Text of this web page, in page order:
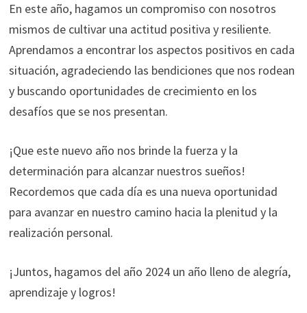
En este año, hagamos un compromiso con nosotros
mismos de cultivar una actitud positiva y resiliente.
Aprendamos a encontrar los aspectos positivos en cada
situación, agradeciendo las bendiciones que nos rodean
y buscando oportunidades de crecimiento en los
desafíos que se nos presentan.
¡Que este nuevo año nos brinde la fuerza y la
determinación para alcanzar nuestros sueños!
Recordemos que cada día es una nueva oportunidad
para avanzar en nuestro camino hacia la plenitud y la
realización personal.
¡Juntos, hagamos del año 2024 un año lleno de alegría,
aprendizaje y logros!